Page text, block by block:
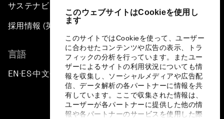
このウェブサイトはCookieを使用し
ます
このサイトではCookieを使って、ユーザー
に合わせたコンテンツや広告の表示、トラ
フィックの分析を行っています。またユー
ザーによるサイトの利用状況についても情
報を収集し、ソーシャルメディアや広告配
信、データ解析の各パートナーに情報を共
有しています。ここで収集された情報は、
ユーザーが各パートナーに提供した他の情
報や各パートナーのサービスを使用した際
サステナビリティへの取り組み
採用情報 (英語のみ)
言語
EN ▪ES▪中文▪ 日本語